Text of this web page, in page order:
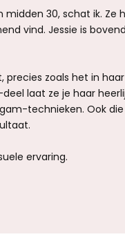
midden 30, schat ik.
vind. Jessie is
zoals het in
laat ze je haar
technieken. Ook
ervaring.